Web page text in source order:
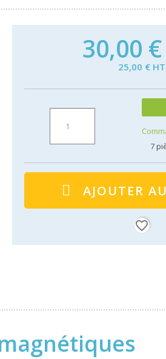
30,00 €
25,00 € HT
7
AJOUTER
favorite_border